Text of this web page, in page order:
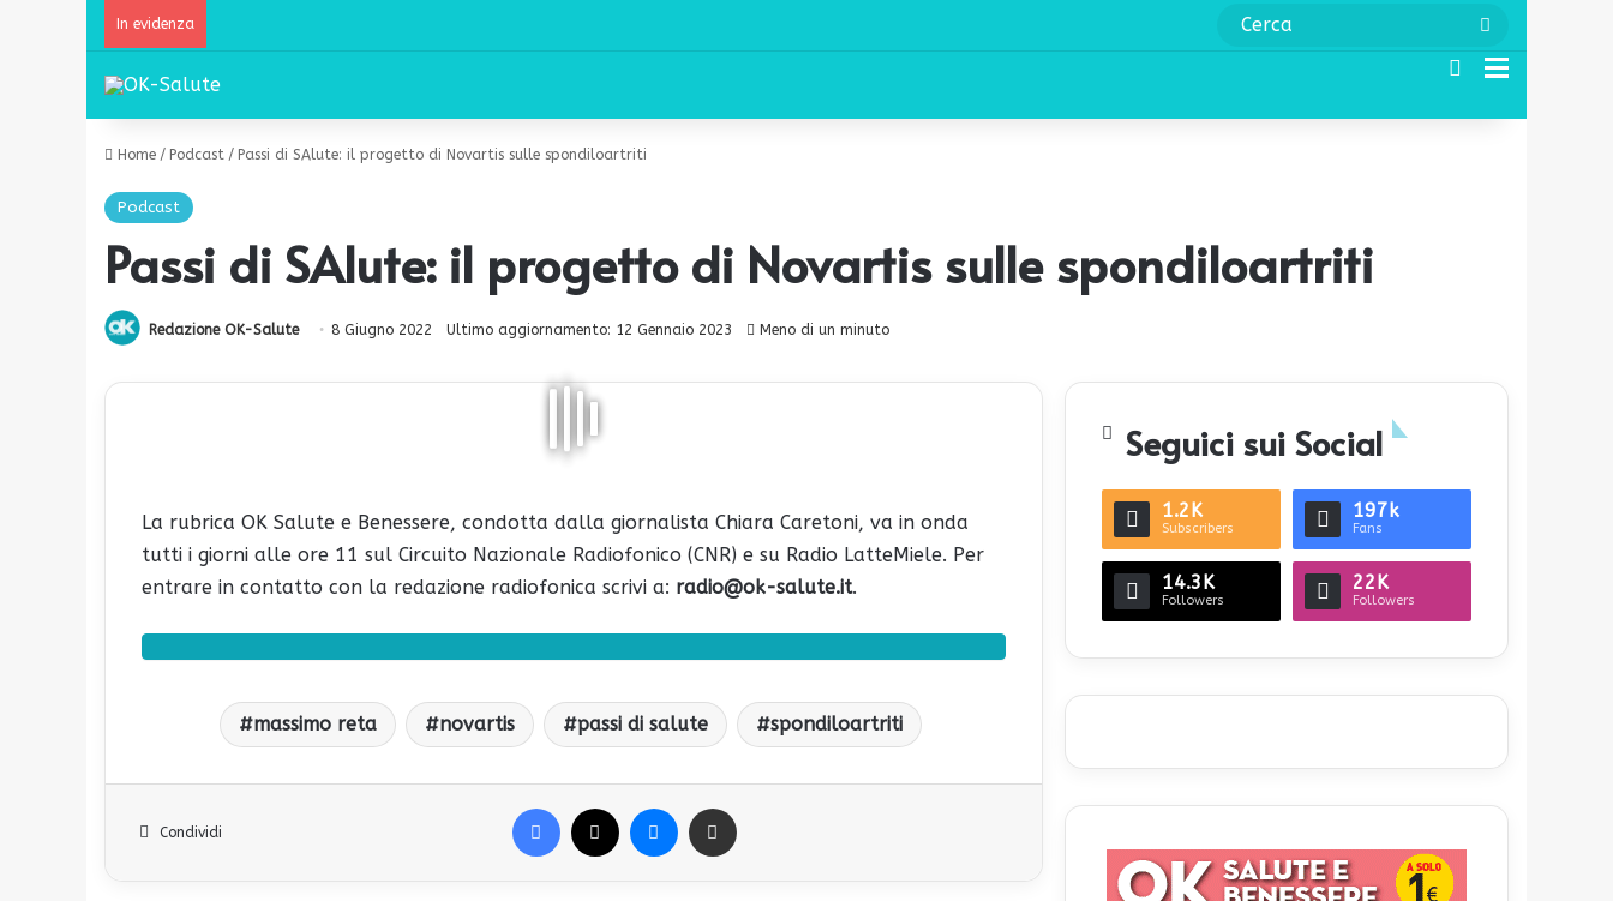
In evidenza
Cerca
Home / Podcast / Passi di SAlute: il progetto di Novartis sulle spondiloartriti
Podcast
Passi di SAlute: il progetto di Novartis sulle spondiloartriti
Redazione OK-Salute 8 Giugno 2022 Ultimo aggiornamento: 12 Gennaio 2023 Meno di un minuto
La rubrica OK Salute e Benessere, condotta dalla giornalista Chiara Caretoni, va in onda
tutti i giorni alle ore 11 sul Circuito Nazionale Radiofonico (CNR) e su Radio LatteMiele. Per
entrare in contatto con la redazione radiofonica scrivi a: radio@ok-salute.it.
massimo reta novartis passi di salute spondiloartriti
Condividi
Seguici sui Social
1.2K
Subscribers
197k
Fans
14.3K
Followers
22K
Followers